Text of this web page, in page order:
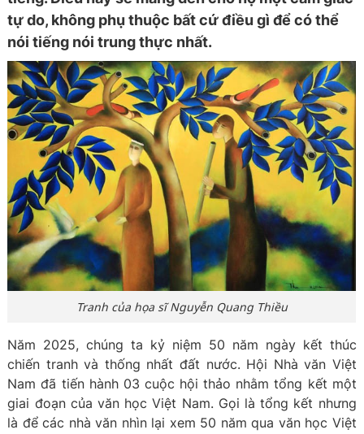
tự do, không phụ thuộc bất cứ điều gì để có thể
nói tiếng nói trung thực nhất.
Tranh của họa sĩ Nguyễn Quang Thiều
Năm 2025, chúng ta kỷ niệm 50 năm ngày kết thúc
chiến tranh và thống nhất đất nước. Hội Nhà văn Việt
Nam đã tiến hành 03 cuộc hội thảo nhằm tổng kết một
giai đoạn của văn học Việt Nam. Gọi là tổng kết nhưng
là để các nhà văn nhìn lại xem 50 năm qua văn học Việt